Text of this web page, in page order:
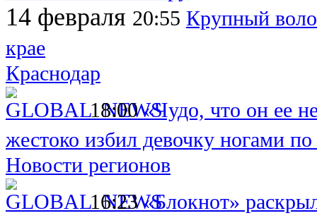
14 февраля 20:55 Крупный
крае
Краснодар
18:00 «Чудо, что он ее
жестоко избил девочку ногами по
Новости регионов
16:23 «Блокнот»